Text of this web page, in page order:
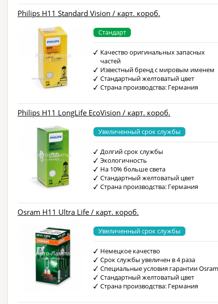
Philips H11 Standard Vision / карт. короб.
Стандарт
Качество оригинальных запасных
частей
Известный бренд с мировым именем
Стандартный желтоватый цвет
Страна производства: Германия
Philips H11 LongLife EcoVision / карт. короб.
Увеличенный срок службы
Долгий срок службы
Экологичность
На 10% больше света
Стандартный желтоватый цвет
Страна производства: Германия
Osram H11 Ultra Life / карт. короб.
Увеличенный срок службы
Немецкое качество
Срок службы увеличен в 4 раза
Специальные условия гарантии
Стандартный желтоватый цвет
Страна производства: Германия